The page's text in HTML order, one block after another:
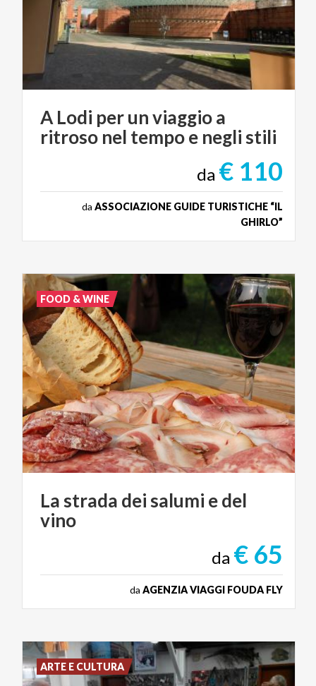
A Lodi perunviaggioa
ritroso nel tempoe negli stili
da € 110
da ASSOCIAZIONE GUIDE TURISTICHE “IL
GHIRLO”
La strada dei salumi edel
vino
da € 65
da AGENZIA VIAGGI FOUDA FLY
FOOD & WINE
ARTE E CULTURA